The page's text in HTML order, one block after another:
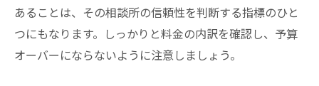
ツ
実績や認定資格の確認
第三者機関の評価をチェック
あることは、その相談所の信頼性を判断する指標のひと
つにもなります。しっかりと料金の内訳を確認し、予算
オーバーにならないように注意しましょう。